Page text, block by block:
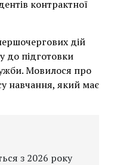
контрактної
дій
до підготовки
Мовилося про
навчання, який має
з 2026 року